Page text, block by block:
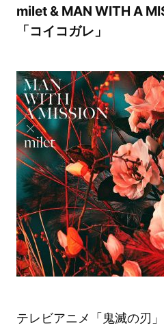
milet & MAN WITH A
「コイコガレ」
テレビアニメ「鬼滅の刃